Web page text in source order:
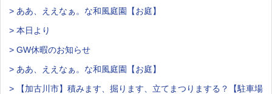
> ああ、ええなぁ。な和風庭園【お庭】
> 本日より
> GW休暇のお知らせ
> ああ、ええなぁ。な和風庭園【お庭】
> 【加古川市】積みます、掘ります、立てまつりまする？【駐車場